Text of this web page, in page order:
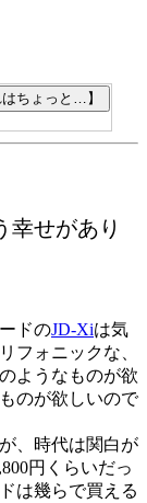
幸せがあり
ドのJD-Xiは気
フォニックな、
ようなものが欲
のが欲しいので
、時代は関白が
円くらいだっ
は幾らで買える